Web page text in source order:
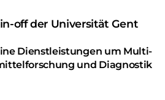
off der Universität Gent
Dienstleistungen um Multi-
und Diagnostik